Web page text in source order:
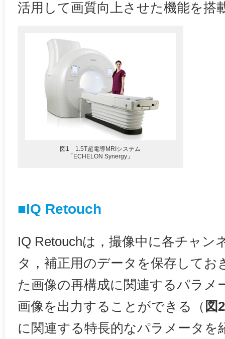
活用して画質向上させた機能を搭
図1 1.5T超電導MRIシステム
「ECHELON Synergy」
■IQ Retouch
IQ Retouchは，撮像中に各チャン
タ，補正用のデータを保存してお
た画像の再構成に関連するパラメ
画像を出力することができる（ 図2
に関連する特長的なパラメータを